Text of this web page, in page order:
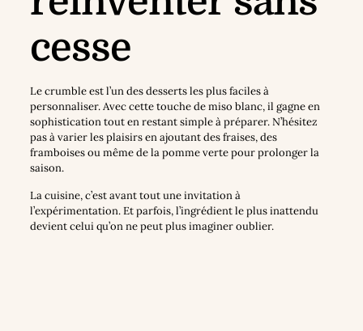
cesse
Le crumble est l’un des desserts les plus faciles à
personnaliser. Avec cette touche de miso blanc, il gagne en
sophistication tout en restant simple à préparer. N’hésitez
pas à varier les plaisirs en ajoutant des fraises, des
framboises ou même de la pomme verte pour prolonger la
saison.
La cuisine, c’est avant tout une invitation à
l’expérimentation. Et parfois, l’ingrédient le plus inattendu
devient celui qu’on ne peut plus imaginer oublier.